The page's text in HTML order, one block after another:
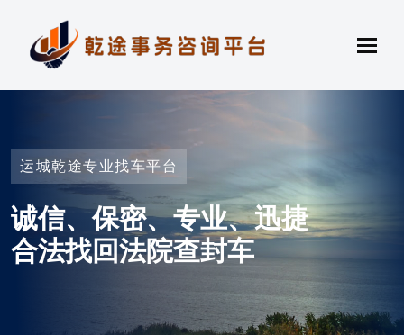
运城乾途专业找车平台
诚信、保密、专业、迅捷
合法找回法院查封车